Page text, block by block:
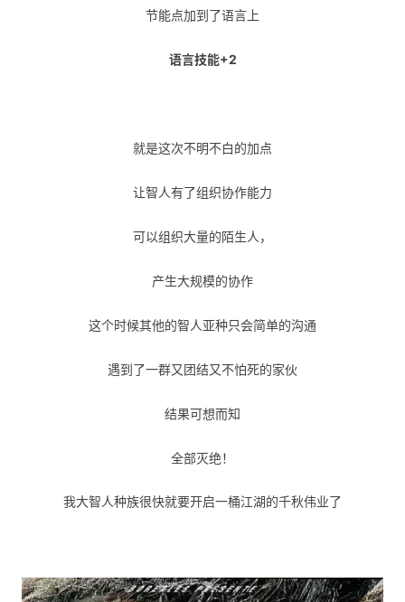
节能点加到了语言上
语言技能+2
就是这次不明不白的加点
让智人有了组织协作能力
可以组织大量的陌生人，
产生大规模的协作
这个时候其他的智人亚种只会简单的沟通
遇到了一群又团结又不怕死的家伙
结果可想而知
全部灭绝！
我大智人种族很快就要开启一桶江湖的千秋伟业了